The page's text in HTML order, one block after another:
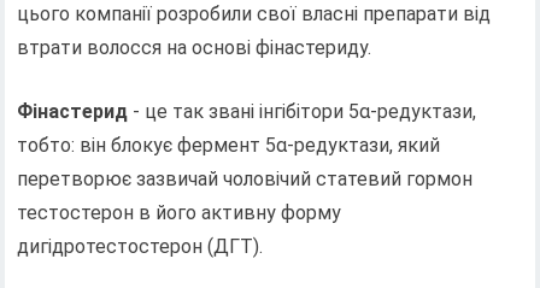
цього компанії розробили свої власні препарати від
втрати волосся на основі фінастериду.
Фінастерид - це так звані інгібітори 5α-редуктази,
тобто: він блокує фермент 5α-редуктази, який
перетворює зазвичай чоловічий статевий гормон
тестостерон в його активну форму
дигідротестостерон (ДГТ).